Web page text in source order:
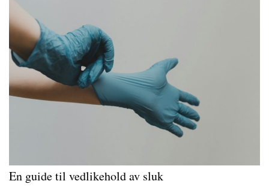
En guide til vedlikehold av sluk